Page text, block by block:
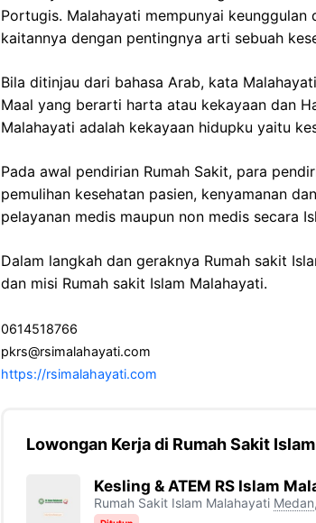
Portugis. Malahayati mempunyai keunggulan
kaitannya dengan pentingnya arti sebuah
Bila ditinjau dari bahasa Arab, kata
Maal yang berarti harta atau kekayaan dan
Malahayati adalah kekayaan hidupku yaitu
Pada awal pendirian Rumah Sakit, para
pemulihan kesehatan pasien, kenyamanan
pelayanan medis maupun non medis secara
Dalam langkah dan geraknya Rumah sakit
dan misi Rumah sakit Islam Malahayati.
0614518766
pkrs@rsimalahayati.com
https://rsimalahayati.com
Lowongan Kerja di Rumah Sakit
Kesling & ATEM RS Islam
Rumah Sakit Islam Malahayati Medan,